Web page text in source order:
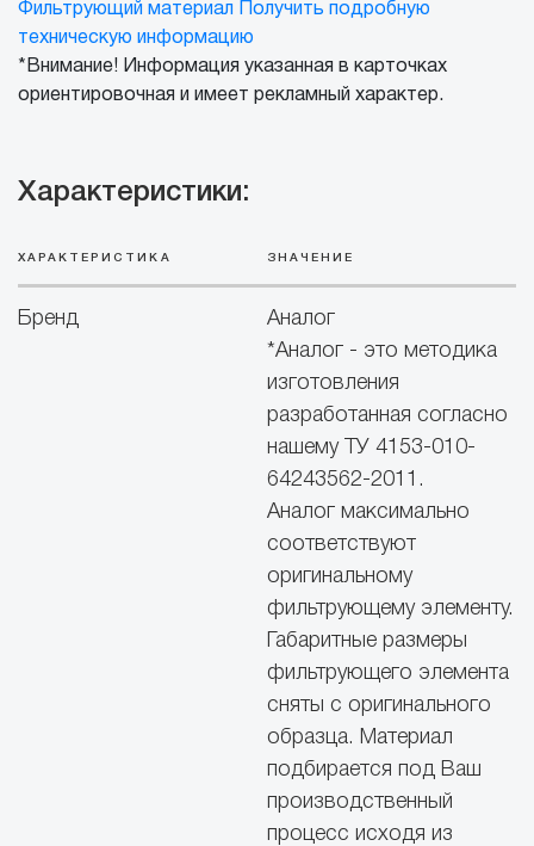
Фильтрующий материал
Получить подробную
техническую информацию
*Внимание! Информация указанная в карточках
ориентировочная и имеет рекламный характер.
Характеристики:
ХАРАКТЕРИСТИКА ЗНАЧЕНИЕ
Бренд
Аналог
*Аналог - это методика
изготовления
разработанная согласно
нашему ТУ 4153-010-
64243562-2011.
Аналог максимально
соответствуют
оригинальному
фильтрующему элементу.
Габаритные размеры
фильтрующего элемента
сняты с оригинального
образца. Материал
подбирается под Ваш
производственный
процесс исходя из